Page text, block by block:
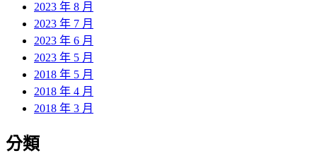
2023 年 8 月
2023 年 7 月
2023 年 6 月
2023 年 5 月
2018 年 5 月
2018 年 4 月
2018 年 3 月
分類